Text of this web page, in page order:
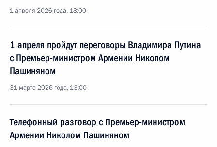
1 апреля 2026 года, 18:00
1 апреля пройдут переговоры Владимира Путина
с Премьер-министром Армении Николом
Пашиняном
31 марта 2026 года, 13:00
Телефонный разговор с Премьер-министром
Армении Николом Пашиняном